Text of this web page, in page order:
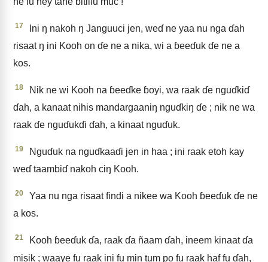
17
Ini ŋ nakoh ŋ Janguuci jen, weɗ ne yaa nu nga ɗah
risaat ŋ ini Kooh on ɗe ne a nika, wi a ɓeeɗuk ɗe ne a
kos.
18
Nik ne wi Kooh na ɓeeɗke ɓoyi, wa raak ɗe nguɗkiɗ
ɗah, a kanaat nihis mandargaaniŋ nguɗkiŋ ɗe ; nik ne wa
raak ɗe nguɗukɗi ɗah, a kinaat nguɗuk.
19
Nguɗuk na nguɗkaaɗi jen in haa ; ini raak etoh kay
weɗ taambiɗ nakoh ciŋ Kooh.
20
Yaa nu nga risaat findi a nikee wa Kooh ɓeeɗuk ɗe ne
a kos.
21
Kooh ɓeeɗuk ɗa, raak ɗa ñaam ɗah, ineem kinaat ɗa
misik ; waaye fu raak ini fu min tum po fu raak haf fu ɗah,